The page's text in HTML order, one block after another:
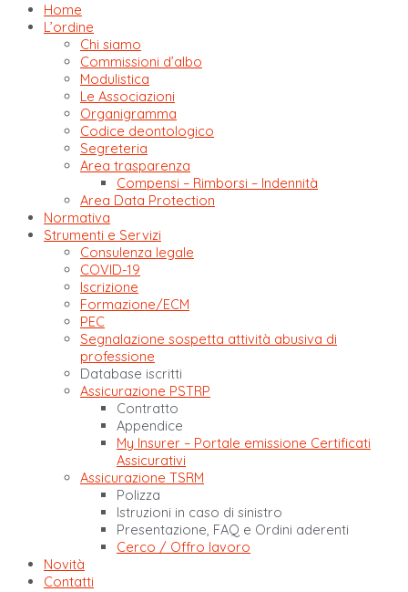
Home
L’ordine
Chi siamo
Commissioni d’albo
Modulistica
Le Associazioni
Organigramma
Codice deontologico
Segreteria
Area trasparenza
Compensi – Rimborsi – Indennità
Area Data Protection
Normativa
Strumenti e Servizi
Consulenza legale
COVID-19
Iscrizione
Formazione/ECM
PEC
Segnalazione sospetta attività abusiva di
professione
Database iscritti
Assicurazione PSTRP
Contratto
Appendice
My Insurer – Portale emissione Certificati
Assicurativi
Assicurazione TSRM
Polizza
Istruzioni in caso di sinistro
Presentazione, FAQ e Ordini aderenti
Cerco / Offro lavoro
Novità
Contatti